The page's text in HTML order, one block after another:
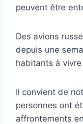
peuvent être
Des avions
depuis une
habitants à
Il convient de
personnes ont
affrontements